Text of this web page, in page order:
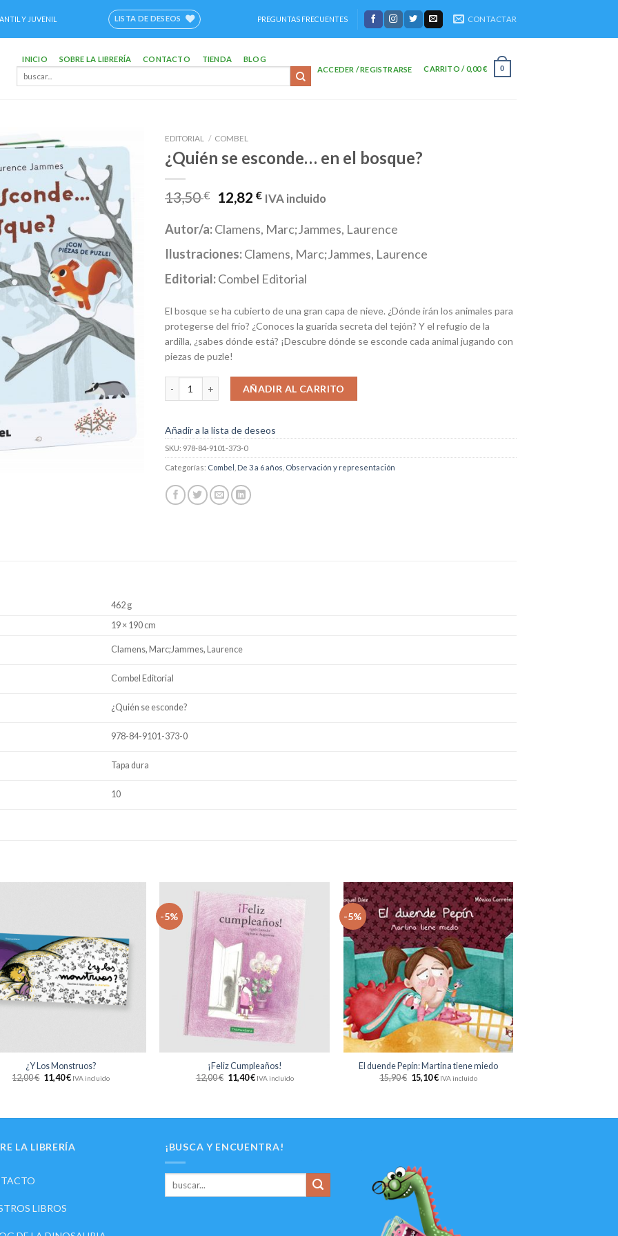
Y JUVENIL LISTA DE DESEOS PREGUNTAS FRECUENTES CONTACTAR
INICIO SOBRE LA LIBRERÍA CONTACTO TIENDA
BLOG
Buscar
ACCEDER / REGISTRARSE CARRITO /0,00€ 0
Añadir
lista de
deseos
EDITORIAL / COMBEL
¿Quién se esconde… en el bosque?
13,50€ 12,82€ IVA incluido
Autor/a:Clamens, Marc;Jammes, Laurence
Ilustraciones:Clamens, Marc;Jammes, Laurence
Editorial:Combel Editorial
El bosque se ha cubierto de una gran capa de nieve. ¿Dónde irán los animales para
protegerse del frío? ¿Conoces la guarida secreta del tejón? Y el refugio de la
ardilla, ¿sabes dónde está? ¡Descubre dónde se esconde cada animal jugando con
piezas de puzle!
¿Quién se esconde... en el bosque? cantidad
AÑADIR AL CARRITO
Añadir a la lista de deseos
SKU: 978-84-9101-373-0
Categorías: Combel De 3 a 6 años Observación y representación
462 g
19 × 190 cm
Clamens, Marc;Jammes, Laurence
Combel Editorial
¿Quién se esconde?
978-84-9101-373-0
Tapa dura
10
de
deseos
¿Y Los Monstruos?
12,00€ 11,40€ IVA incluido
-5%
¡Feliz Cumpleaños!
12,00€ 11,40€ IVA incluido
-5%
Añadir
a la
lista
de
deseos
+
El duende Pepín: Martina tiene miedo
15,90€ 15,10€ IVA incluido
LA LIBRERÍA
LIBROS
¡BUSCA Y ENCUENTRA!